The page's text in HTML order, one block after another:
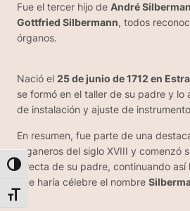
Alternar alto contraste
Alternar tamaño de letra
Fue el tercer hijo de André
Gottfried Silbermann, todos
órganos.
Nació el 25 de junio de 1712 en
se formó en el taller de su padre y lo
de instalación y ajuste de
En resumen, fue parte de una
organeros del siglo XVIII y comenzó
directa de su padre, continuando así
que haría célebre el nombre